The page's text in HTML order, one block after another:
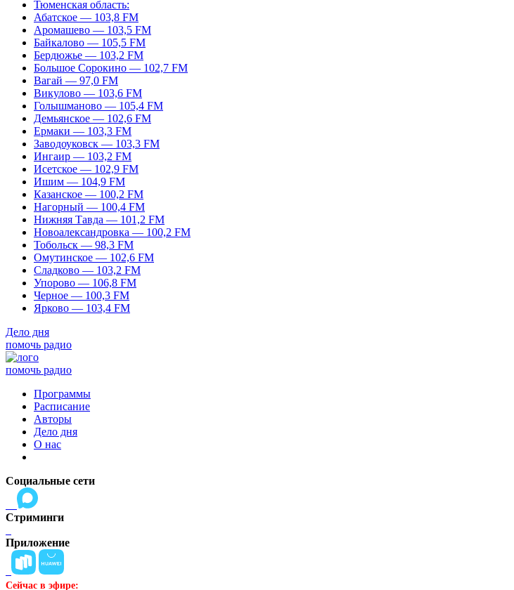
Тюменская область:
Абатское — 103,8 FM
Аромашево — 103,5 FM
Байкалово — 105,5 FM
Бердюжье — 103,2 FM
Большое Сорокино — 102,7 FM
Вагай — 97,0 FM
Викулово — 103,6 FM
Голышманово — 105,4 FM
Демьянское — 102,6 FM
Ермаки — 103,3 FM
Заводоуковск — 103,3 FM
Ингаир — 103,2 FM
Исетское — 102,9 FM
Ишим — 104,9 FM
Казанское — 100,2 FM
Нагорный — 100,4 FM
Нижняя Тавда — 101,2 FM
Новоалександровка — 100,2 FM
Тобольск — 98,3 FM
Омутинское — 102,6 FM
Сладково — 103,2 FM
Упорово — 106,8 FM
Черное — 100,3 FM
Ярково — 103,4 FM
Дело дня
помочь радио
помочь радио
Программы
Расписание
Авторы
Дело дня
О нас
Социальные сети
Стриминги
Приложение
Сейчас в эфире: